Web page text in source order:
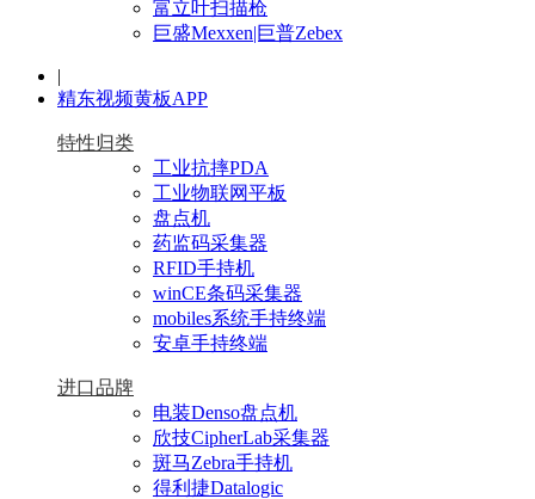
富立叶扫描枪
巨盛Mexxen|巨普Zebex
|
精东视频黄板APP
特性归类
工业抗摔PDA
工业物联网平板
盘点机
药监码采集器
RFID手持机
winCE条码采集器
mobiles系统手持终端
安卓手持终端
进口品牌
电装Denso盘点机
欣技CipherLab采集器
斑马Zebra手持机
得利捷Datalogic